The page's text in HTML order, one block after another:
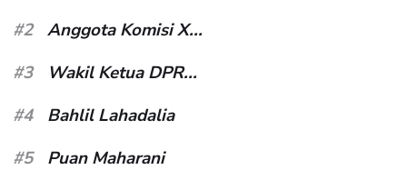
#2
Anggota Komisi X...
#3
Wakil Ketua DPR...
#4
Bahlil Lahadalia
#5
Puan Maharani